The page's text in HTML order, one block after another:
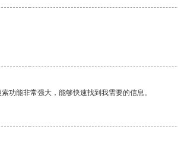
功能非常强大，能够快速找到我需要的信息。